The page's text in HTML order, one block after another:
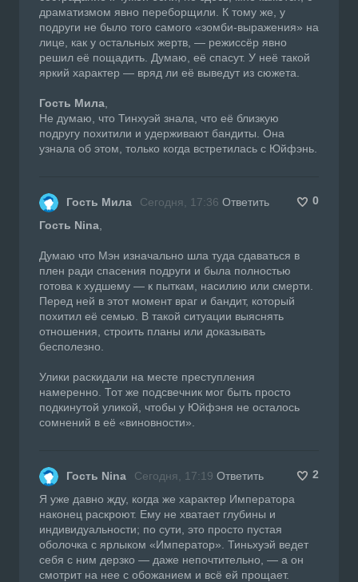
драматизмом явно переборщили. К тому же, у
подруги не было того самого «зомби-выражения» на
лице, как у остальных жертв, — режиссёр явно
решил её пощадить. Думаю, её спасут. У неё такой
яркий характер — вряд ли её выведут из сюжета.
Гость Мила
Не думаю, что Тинхуэй знала, что её близкую
подругу похитили и удерживают бандиты. Она
узнала об этом, только когда встретилась с Юйфэнь.
Гость Мила Сегодня, 17:36 Ответить
0
Гость Nina
Думаю что Мэн изначально шла туда сдаваться в
плен ради спасения подруги и была полностью
готова к худшему — к пыткам, насилию или смерти.
Перед ней в этот момент враг и бандит, который
похитил её семью. В такой ситуации выяснять
отношения, строить планы или доказывать
бесполезно.
Улики раскидали на месте преступления
намеренно. Тот же подсвечник мог быть просто
подкинутой уликой, чтобы у Юйфэня не осталось
сомнений в её «виновности».
Гость Nina Сегодня, 17:19 Ответить
2
Я уже давно жду, когда же характер Императора
наконец раскроют. Ему не хватает глубины и
индивидуальности; по сути, это просто пустая
оболочка с ярлыком «Император». Тиньхуэй ведет
себя с ним дерзко — даже непочтительно, — а он
смотрит на нее с обожанием и всё ей прощает.